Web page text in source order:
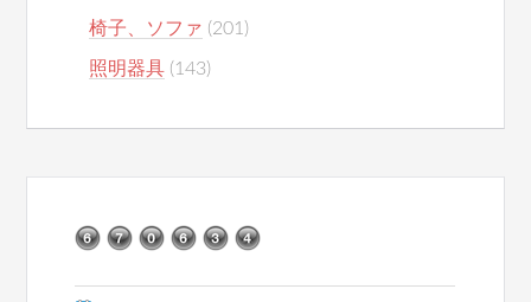
椅子、ソファ (201)
照明器具 (143)